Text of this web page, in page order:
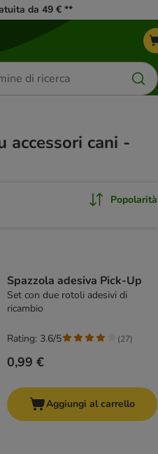
da 49 € **
accessori cani -
Popolarità
Spazzola adesiva Pick-Up
Set con due rotoli adesivi di
ricambio
0,99 €
Rating: 3.6/5 (27)
Aggiungi al carrello